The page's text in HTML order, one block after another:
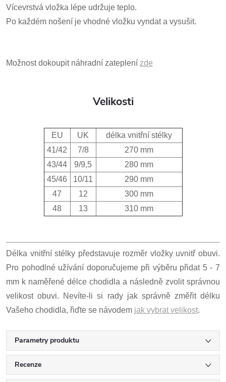
Vícevrstvá vložka lépe udržuje teplo.
Po každém nošení je vhodné vložku vyndat a vysušit.
Možnost dokoupit náhradní zateplení zde
Velikosti
EU UK
délka vnitřní stélky
41/42
7/8
270 mm
43/44
9/9,5
280 mm
45/46
10/11
290 mm
47
12
300 mm
48
13 310 mm
Délka vnitřní stélky představuje rozměr vložky uvnitř obuvi.
Pro pohodlné užívání doporučujeme při výběru přidat 5 - 7
mm k naměřené délce chodidla a následně zvolit správnou
velikost obuvi. Nevíte-li si rady jak správně změřit délku
Vašeho chodidla, řiďte se návodem jak vybrat velikost.
Parametry produktu
Recenze